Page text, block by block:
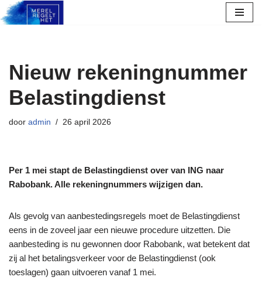
inhoud
Nieuw rekeningnummer
Belastingdienst
door admin 26 april 2026
Per 1 mei stapt de Belastingdienst over van ING naar
Rabobank. Alle rekeningnummers wijzigen dan.
Als gevolg van aanbestedingsregels moet de Belastingdienst
eens in de zoveel jaar een nieuwe procedure uitzetten. Die
aanbesteding is nu gewonnen door Rabobank, wat betekent dat
zij al het betalingsverkeer voor de Belastingdienst (ook
toeslagen) gaan uitvoeren vanaf 1 mei.